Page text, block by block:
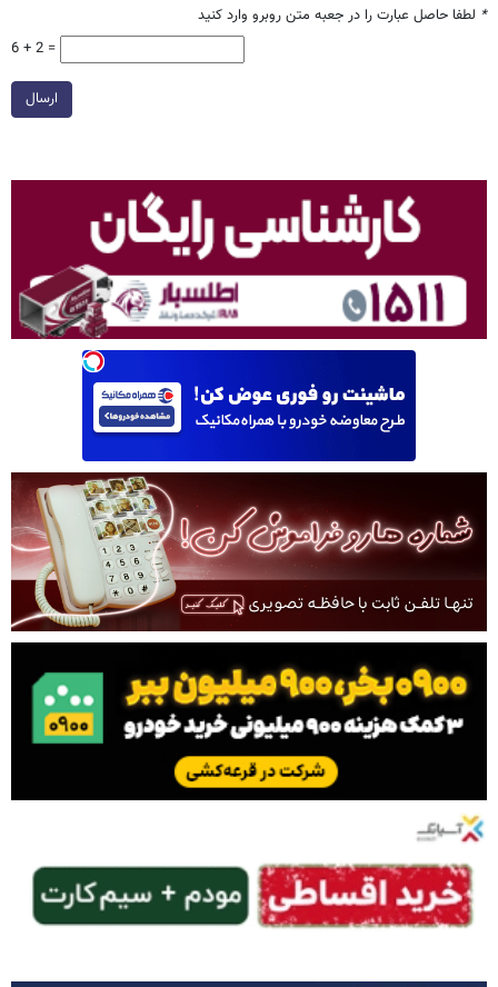
* لطفا حاصل عبارت را در جعبه متن روبرو وارد کنید
6 + 2 =
ارسال